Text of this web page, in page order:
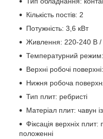
Кількість постів: 2
Потужність: 3,6 кВт
Живлення: 220-240 В /
Температурний
Верхні робочі
Нижня робоча
Тип плит: ребристі
Матеріал плит: чавун
Фіксація верхніх
положенні